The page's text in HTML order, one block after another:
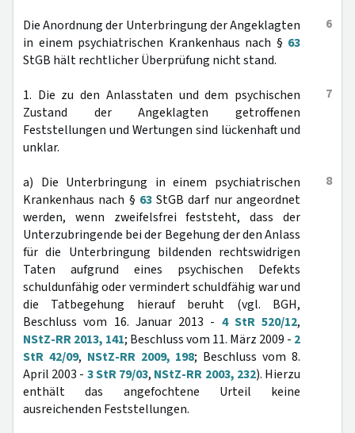
6
Die Anordnung der Unterbringung der Angeklagten
in einem psychiatrischen Krankenhaus nach § 63
StGB hält rechtlicher Überprüfung nicht stand.
7
1. Die zu den Anlasstaten und dem psychischen
Zustand der Angeklagten getroffenen
Feststellungen und Wertungen sind lückenhaft und
unklar.
8
a) Die Unterbringung in einem psychiatrischen
Krankenhaus nach § 63StGB darf nur angeordnet
werden, wenn zweifelsfrei feststeht, dass der
Unterzubringende bei der Begehung der den Anlass
für die Unterbringung bildenden rechtswidrigen
Taten aufgrund eines psychischen Defekts
schuldunfähig oder vermindert schuldfähig war und
die Tatbegehung hierauf beruht (vgl. BGH,
Beschluss vom 16. Januar 2013 - 4 StR 520/12,
NStZ-RR 2013, 141; Beschluss vom 11. März 2009 - 2
StR 42/09, NStZ-RR 2009, 198; Beschluss vom 8.
April 2003 - 3 StR 79/03, NStZ-RR 2003, 232). Hierzu
enthält das angefochtene Urteil keine
ausreichenden Feststellungen.